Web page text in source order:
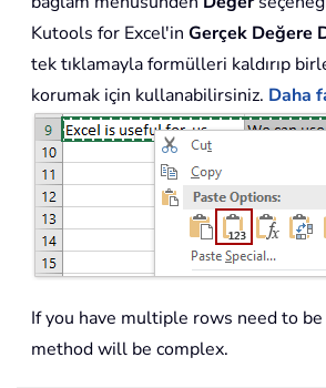
Kutools for Excel'in Gerçek Değere
tek tıklamayla formülleri kaldırıp
korumak için kullanabilirsiniz. Daha
If you have multiple rows need to
method will be complex.